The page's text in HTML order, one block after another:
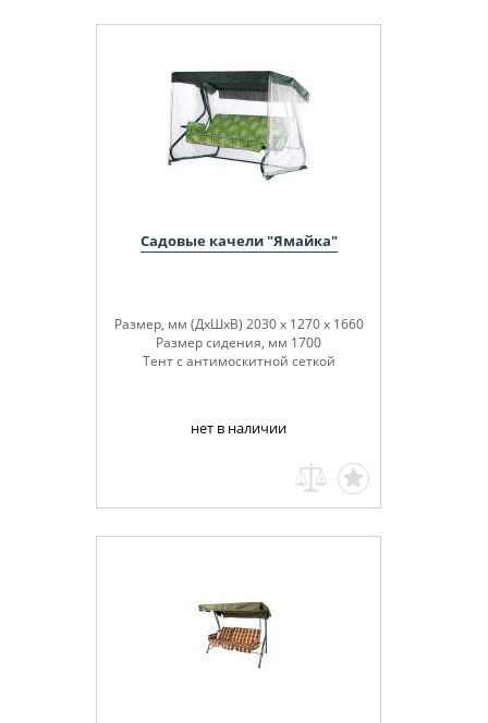
Садовые качели "Ямайка"
Размер, мм (ДхШхВ) 2030 х 1270 х 1660
Размер сидения, мм 1700
Тент с антимоскитной сеткой
нет в наличии